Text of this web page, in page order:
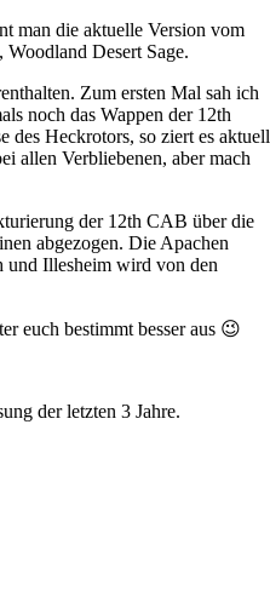
man die aktuelle Version vom
Desert Sage.
Zum ersten Mal sah ich
noch das Wappen der 12th
des Heckrotors, so ziert es aktuell
allen Verbliebenen, aber mach
der 12th CAB über die
abgezogen. Die Apachen
und Illesheim wird von den
euch bestimmt besser aus 😉
der letzten 3 Jahre.